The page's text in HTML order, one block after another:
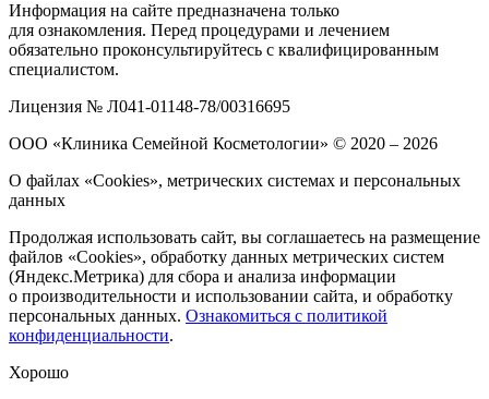
Информация на сайте предназначена только
для ознакомления. Перед процедурами и лечением
обязательно проконсультируйтесь с квалифицированным
специалистом.
Лицензия № Л041-01148-78/00316695
ООО «Клиника Семейной Косметологии» © 2020 – 2026
О файлах «Cookies», метрических системах и персональных
данных
Продолжая использовать сайт, вы соглашаетесь на размещение
файлов «Cookies», обработку данных метрических систем
(Яндекс.Метрика) для сбора и анализа информации
о производительности и использовании сайта, и обработку
персональных данных. Ознакомиться с политикой
конфиденциальности.
Хорошо